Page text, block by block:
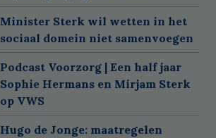
Minister Sterk wil wetten in het
sociaal domein niet samenvoegen
Podcast Voorzorg | Een half jaar
Sophie Hermans en Mirjam Sterk
op VWS
Hugo de Jonge: maatregelen